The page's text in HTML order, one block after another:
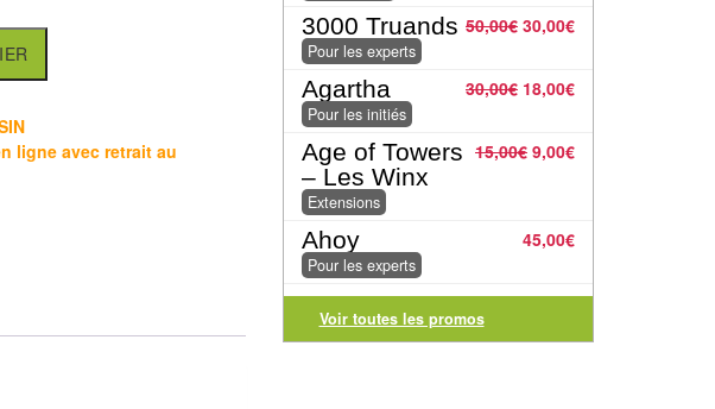
ligne avec retrait au
50,00€ 30,00€
3000 Truands
Pour les experts
30,00€ 18,00€
Agartha
Pour les initiés
15,00€ 9,00€
Age of Towers
– Les Winx
Extensions
45,00€
Ahoy
Pour les experts
Voir toutes les promos